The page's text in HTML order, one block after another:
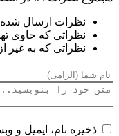
نظرات ارسال شده
نظراتی که حاوی
نظراتی که به غیر
ذخیره نام، ایمیل و